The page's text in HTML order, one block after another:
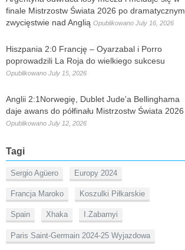
finale Mistrzostw Świata 2026 po dramatycznym
zwycięstwie nad Anglią Opublikowano July 16, 2026
Hiszpania 2:0 Francję – Oyarzabal i Porro
poprowadzili La Roja do wielkiego sukcesu
Opublikowano July 15, 2026
Anglii 2:1Norwegię, Dublet Jude'a Bellinghama
daje awans do półfinału Mistrzostw Świata 2026
Opublikowano July 12, 2026
Tagi
Sergio Agüero Europy 2024
Francja Maroko Koszulki Piłkarskie
Spain Xhaka I.Zabarnyi
Paris Saint-Germain 2024-25 Wyjazdowa